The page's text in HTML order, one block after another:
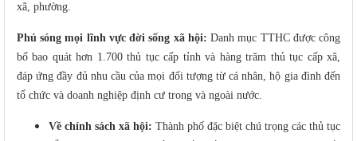
xã, phường.
Phủ sóng mọi lĩnh vực đời sống xã hội: Danh mục TTHC được công
bố bao quát hơn 1.700 thủ tục cấp tỉnh và hàng trăm thủ tục cấp xã,
đáp ứng đầy đủ nhu cầu của mọi đối tượng từ cá nhân, hộ gia đình đến
tổ chức và doanh nghiệp định cư trong và ngoài nước.
Về chính sách xã hội: Thành phố đặc biệt chú trọng các thủ tục